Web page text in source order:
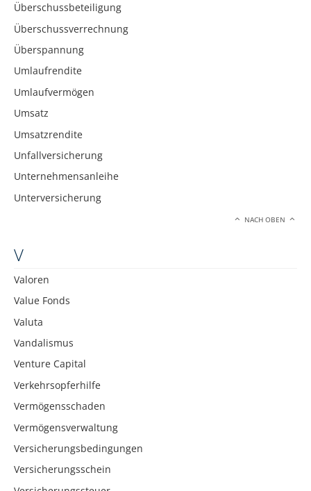
Überschussbeteiligung
Überschussverrechnung
Überspannung
Umlaufrendite
Umlaufvermögen
Umsatz
Umsatzrendite
Unfallversicherung
Unternehmensanleihe
Unterversicherung
NACH OBEN
V
Valoren
Value Fonds
Valuta
Vandalismus
Venture Capital
Verkehrsopferhilfe
Vermögensschaden
Vermögensverwaltung
Versicherungsbedingungen
Versicherungsschein